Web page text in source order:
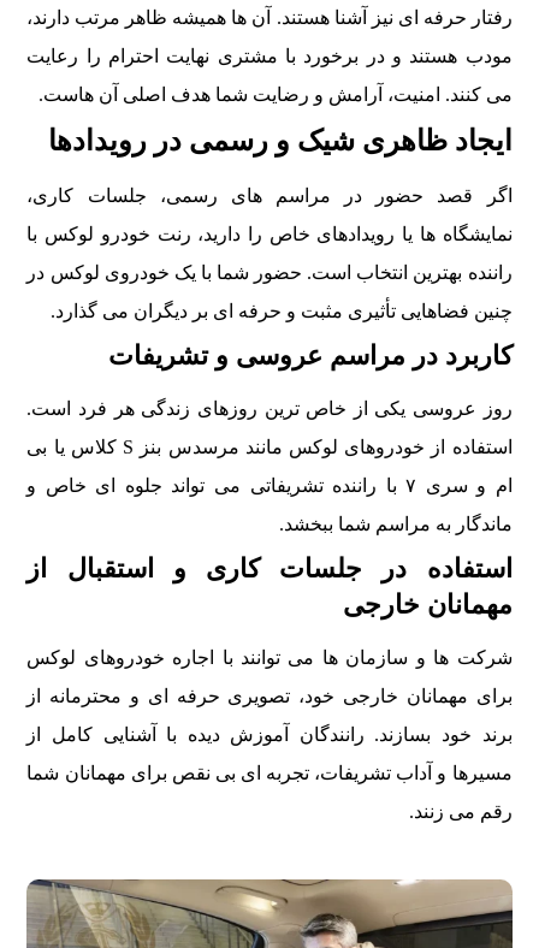
رفتار حرفه ای نیز آشنا هستند. آن ها همیشه ظاهر مرتب دارند،
مودب هستند و در برخورد با مشتری نهایت احترام را رعایت
می کنند. امنیت، آرامش و رضایت شما هدف اصلی آن هاست.
ایجاد ظاهری شیک و رسمی در رویدادها
اگر قصد حضور در مراسم های رسمی، جلسات کاری،
نمایشگاه ها یا رویدادهای خاص را دارید، رنت خودرو لوکس با
راننده بهترین انتخاب است. حضور شما با یک خودروی لوکس در
چنین فضاهایی تأثیری مثبت و حرفه ای بر دیگران می گذارد.
کاربرد در مراسم عروسی و تشریفات
روز عروسی یکی از خاص ترین روزهای زندگی هر فرد است.
استفاده از خودروهای لوکس مانند مرسدس بنز S کلاس یا بی
ام و سری ۷ با راننده تشریفاتی می تواند جلوه ای خاص و
ماندگار به مراسم شما ببخشد.
استفاده در جلسات کاری و استقبال از
مهمانان خارجی
شرکت ها و سازمان ها می توانند با اجاره خودروهای لوکس
برای مهمانان خارجی خود، تصویری حرفه ای و محترمانه از
برند خود بسازند. رانندگان آموزش دیده با آشنایی کامل از
مسیرها و آداب تشریفات، تجربه ای بی نقص برای مهمانان شما
رقم می زنند.